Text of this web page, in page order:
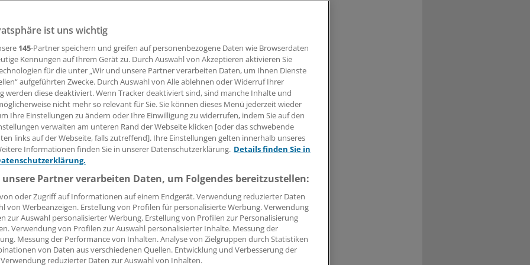
nützt nicht nur dem Operierten: Auch die meist viel zu dicken
verlieren nach der Operation zum Teil kräftig die Pfunde.
13:05 Uhr
0
ist, sind es oft auch die anderen: Adipositas
wird inzwischen als Familienproblem
angesehen, weil die schlechten Lebens- und
Ernährungsgewohnheiten, die zu extremem
Übergewicht führen, meist bei allen
Familienmitgliedern anzutreffen sind.
ist uns wichtig
145-Partner speichern und greifen auf personenbezogene Daten wie Browserdaten
Kennungen auf Ihrem Gerät zu. Durch Auswahl von Akzeptieren aktivieren Sie
für die unter „Wir und unsere Partner verarbeiten Daten, um Ihnen Dienste
aufgeführten Zwecke. Durch Auswahl von Alle ablehnen oder Widerruf Ihrer
werden diese deaktiviert. Wenn Tracker deaktiviert sind, sind manche Inhalte und
nicht mehr so relevant für Sie. Sie können dieses Menü jederzeit wieder
Ihre Einstellungen zu ändern oder Ihre Einwilligung zu widerrufen, indem Sie auf den
verwalten am unteren Rand der Webseite klicken [oder das schwebende
links auf der Webseite, falls zutreffend]. Ihre Einstellungen gelten innerhalb unseres
Informationen finden Sie in unserer Datenschutzerklärung. Details finden Sie in
Partner verarbeiten Daten, um Folgendes bereitzustellen:
oder Zugriff auf Informationen auf einem Endgerät. Verwendung reduzierter Daten
von Werbeanzeigen. Erstellung von Profilen für personalisierte Werbung. Verwendung
zur Auswahl personalisierter Werbung. Erstellung von Profilen zur Personalisierung
Verwendung von Profilen zur Auswahl personalisierter Inhalte. Messung der
Messung der Performance von Inhalten. Analyse von Zielgruppen durch Statistiken
von Daten aus verschiedenen Quellen. Entwicklung und Verbesserung der
reduzierter Daten zur Auswahl von Inhalten.